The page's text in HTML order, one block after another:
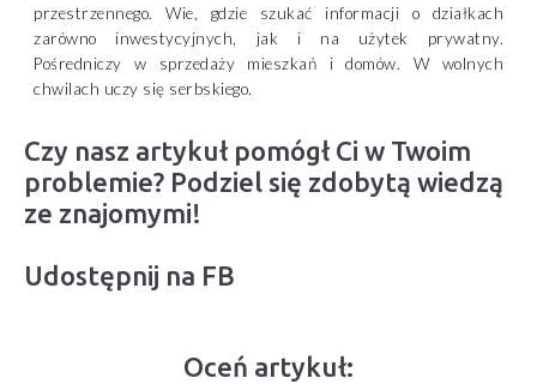
przestrzennego. Wie, gdzie szukać informacji o działkach
zarówno inwestycyjnych, jak i na użytek prywatny.
Pośredniczy w sprzedaży mieszkań i domów. W wolnych
chwilach uczy się serbskiego.
Czy nasz artykuł pomógł Ci w Twoim
problemie? Podziel się zdobytą wiedzą
ze znajomymi!
Udostępnij na FB
Oceń artykuł: